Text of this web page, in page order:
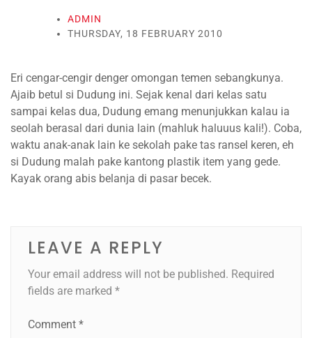
ADMIN
THURSDAY, 18 FEBRUARY 2010
Eri cengar-cengir denger omongan temen sebangkunya.
Ajaib betul si Dudung ini. Sejak kenal dari kelas satu
sampai kelas dua, Dudung emang menunjukkan kalau ia
seolah berasal dari dunia lain (mahluk haluuus kali!). Coba,
waktu anak-anak lain ke sekolah pake tas ransel keren, eh
si Dudung malah pake kantong plastik item yang gede.
Kayak orang abis belanja di pasar becek.
LEAVE A REPLY
Your email address will not be published. Required
fields are marked *
Comment *